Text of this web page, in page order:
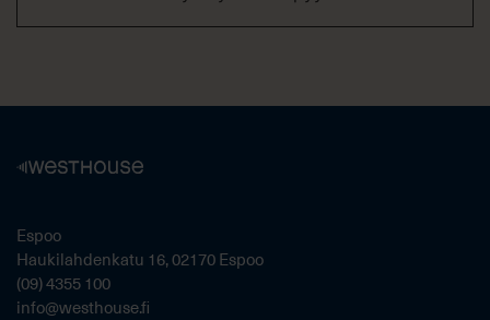
Espoo
Haukilahdenkatu 16, 02170 Espoo
(09) 4355 100
info@westhouse.fi